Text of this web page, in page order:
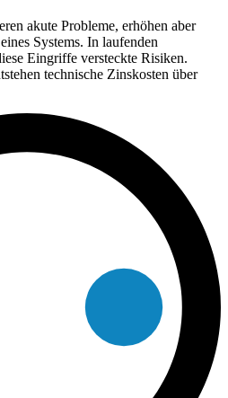
akute Probleme, erhöhen aber
Systems. In laufenden
Eingriffe versteckte Risiken.
technische Zinskosten über